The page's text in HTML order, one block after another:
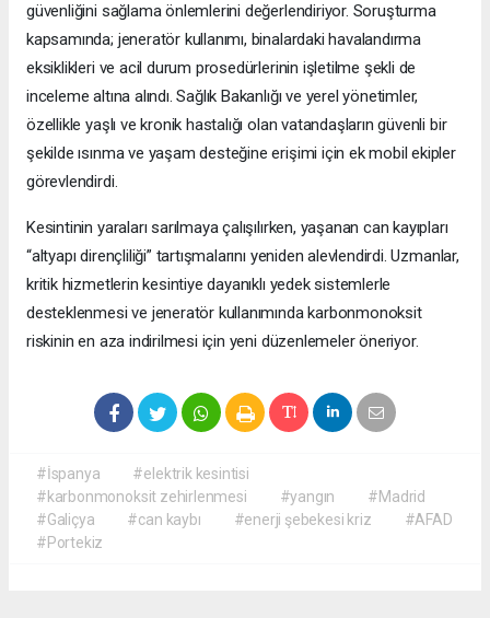
güvenliğini sağlama önlemlerini değerlendiriyor. Soruşturma
kapsamında; jeneratör kullanımı, binalardaki havalandırma
eksiklikleri ve acil durum prosedürlerinin işletilme şekli de
inceleme altına alındı. Sağlık Bakanlığı ve yerel yönetimler,
özellikle yaşlı ve kronik hastalığı olan vatandaşların güvenli bir
şekilde ısınma ve yaşam desteğine erişimi için ek mobil ekipler
görevlendirdi.
Kesintinin yaraları sarılmaya çalışılırken, yaşanan can kayıpları
“altyapı dirençliliği” tartışmalarını yeniden alevlendirdi. Uzmanlar,
kritik hizmetlerin kesintiye dayanıklı yedek sistemlerle
desteklenmesi ve jeneratör kullanımında karbonmonoksit
riskinin en aza indirilmesi için yeni düzenlemeler öneriyor.
#İspanya
#elektrik kesintisi
#karbonmonoksit zehirlenmesi
#yangın
#Madrid
#Galiçya
#can kaybı #enerji şebekesi kriz
#AFAD
#Portekiz